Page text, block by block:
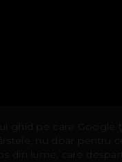
ghid pe care Google
nu doar pentru
din lume, care